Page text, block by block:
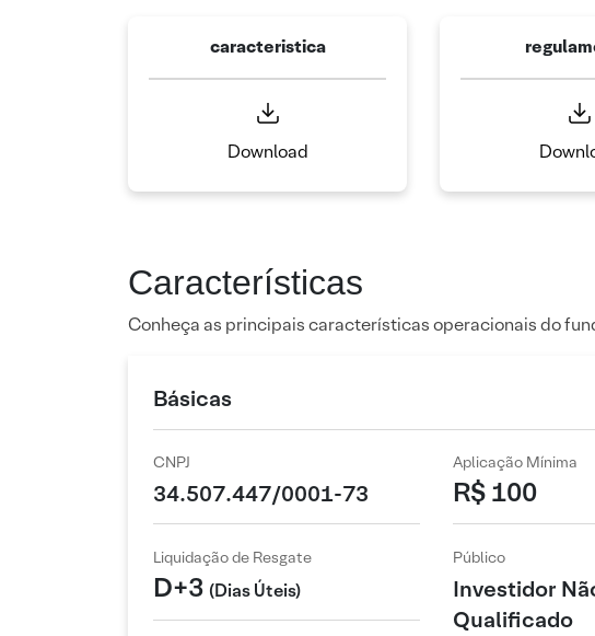
caracteristica
Download
Características
Conheça as principais características operacionais do
Básicas
CNPJ
34.507.447/0001-73
Aplicação Mínima
R$ 100
Liquidação de Resgate
D+3 (Dias Úteis)
Público
Investidor
Qualificado